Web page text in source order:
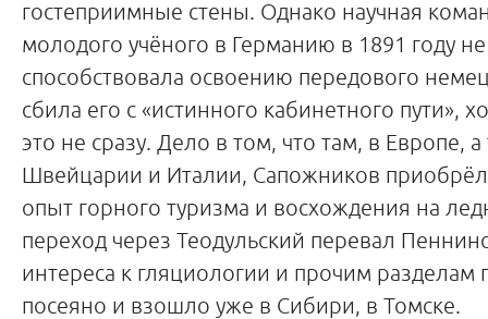
гостеприимные стены. Однако научная
молодого учёного в Германию в 1891 году
способствовала освоению передового
сбила его с «истинного кабинетного пути»,
это не сразу. Дело в том, что там, в Европе, а
Швейцарии и Италии, Сапожников
опыт горного туризма и восхождения на
переход через Теодульский перевал
интереса к гляциологии и прочим разделам
посеяно и взошло уже в Сибири, в Томске.